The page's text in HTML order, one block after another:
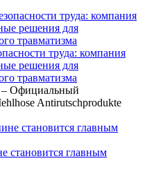
труда: компания
решения для
травматизма
– Официальный
Antirutschprodukte
становится главным